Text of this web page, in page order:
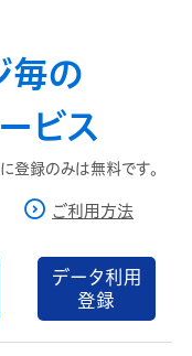
毎の
ビス
登録のみは無料です。
ご利用方法
データ利用
登録